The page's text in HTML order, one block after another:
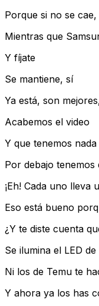
Porque si no se
Mientras que
Y fíjate
Se mantiene, sí
Ya está, son
Acabemos el video
Y que tenemos
Por debajo
¡Eh! Cada uno lleva
Eso está bueno
¿Y te diste cuenta
Se ilumina el LED
Ni los de Temu te
Y ahora ya los has